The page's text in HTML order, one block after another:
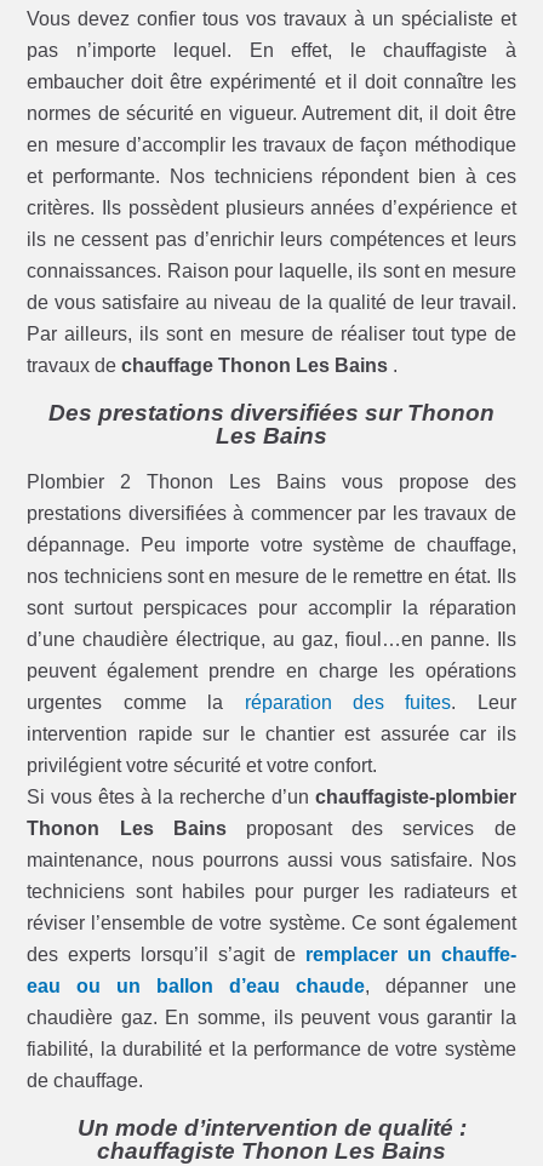
Vous devez confier tous vos travaux à un spécialiste et
pas n’importe lequel. En effet, le chauffagiste à
embaucher doit être expérimenté et il doit connaître les
normes de sécurité en vigueur. Autrement dit, il doit être
en mesure d’accomplir les travaux de façon méthodique
et performante. Nos techniciens répondent bien à ces
critères. Ils possèdent plusieurs années d’expérience et
ils ne cessent pas d’enrichir leurs compétences et leurs
connaissances. Raison pour laquelle, ils sont en mesure
de vous satisfaire au niveau de la qualité de leur travail.
Par ailleurs, ils sont en mesure de réaliser tout type de
travaux dechauffage Thonon Les Bains .
Des prestations diversifiées sur Thonon
Les Bains
Plombier 2 Thonon Les Bains vous propose des
prestations diversifiées à commencer par les travaux de
dépannage. Peu importe votre système de chauffage,
nos techniciens sont en mesure de le remettre en état. Ils
sont surtout perspicaces pour accomplir la réparation
d’une chaudière électrique, au gaz, fioul…en panne. Ils
peuvent également prendre en charge les opérations
urgentes comme la réparation des fuites. Leur
intervention rapide sur le chantier est assurée car ils
privilégient votre sécurité et votre confort.
Si vous êtes à la recherche d’un chauffagiste-plombier
Thonon Les Bainsproposant des services de
maintenance, nous pourrons aussi vous satisfaire. Nos
techniciens sont habiles pour purger les radiateurs et
réviser l’ensemble de votre système. Ce sont également
des experts lorsqu’il s’agit de remplacer un chauffe-
eau ou un ballon d’eau chaude, dépanner une
chaudière gaz. En somme, ils peuvent vous garantir la
fiabilité, la durabilité et la performance de votre système
de chauffage.
Un mode d’intervention de qualité :
chauffagiste Thonon Les Bains